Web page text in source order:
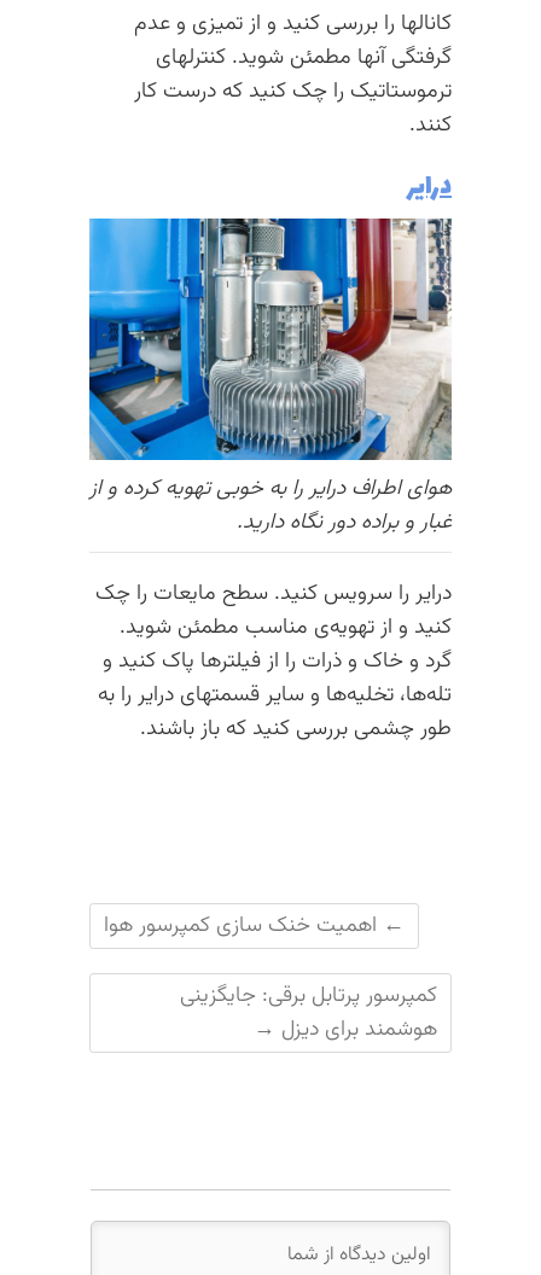
کانالها را بررسی کنید و از تمیزی و عدم
گرفتگی آنها مطمئن شوید. کنترلهای
ترموستاتیک را چک کنید که درست کار
کنند.
درایر
هوای اطراف درایر را به خوبی تهویه کرده و از
غبار و براده دور نگاه دارید.
درایر را سرویس کنید. سطح مایعات را چک
کنید و از تهویه‌ی مناسب مطمئن شوید.
گرد و خاک و ذرات را از فیلترها پاک کنید و
تله‌ها، تخلیه‌ها و سایر قسمتهای درایر را به
طور چشمی بررسی کنید که باز باشند.
← اهمیت خنک سازی کمپرسور هوا
کمپرسور پرتابل برقی: جایگزینی
هوشمند برای دیزل →